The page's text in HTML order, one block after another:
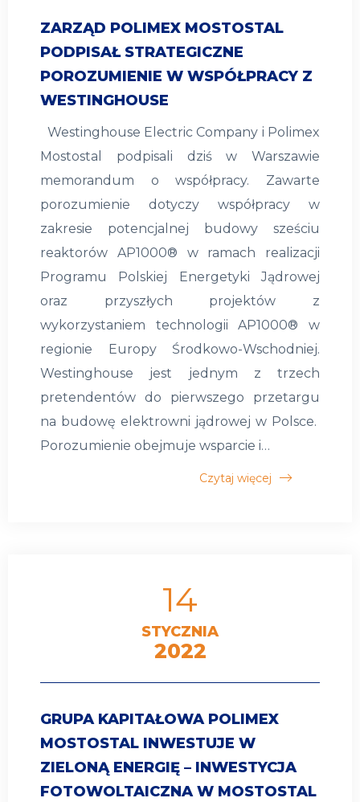
ZARZĄD POLIMEX MOSTOSTAL
PODPISAŁ STRATEGICZNE
POROZUMIENIE W WSPÓŁPRACY Z
WESTINGHOUSE
Westinghouse Electric Company i Polimex
Mostostal podpisali dziś w Warszawie
memorandum o współpracy. Zawarte
porozumienie dotyczy współpracy w
zakresie potencjalnej budowy sześciu
reaktorów AP1000® w ramach realizacji
Programu Polskiej Energetyki Jądrowej
oraz przyszłych projektów z
wykorzystaniem technologii AP1000® w
regionie Europy Środkowo-Wschodniej.
Westinghouse jest jednym z trzech
pretendentów do pierwszego przetargu
na budowę elektrowni jądrowej w Polsce.
Porozumienie obejmuje wsparcie i…
Czytaj więcej
14
STYCZNIA
2022
GRUPA KAPITAŁOWA POLIMEX
MOSTOSTAL INWESTUJE W
ZIELONĄ ENERGIĘ – INWESTYCJA
FOTOWOLTAICZNA W MOSTOSTAL